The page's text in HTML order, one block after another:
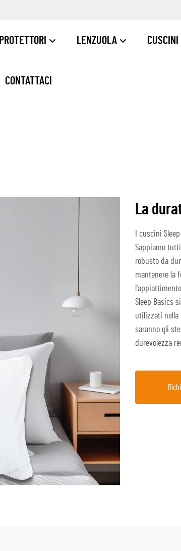
PROTETTORI LENZUOLA CUSCINI
CONTATTACI
La
I cuscini
Sappiamo
robusto da
mantenere la
Sleep Basics
utilizzati nella
saranno gli
durevolezza